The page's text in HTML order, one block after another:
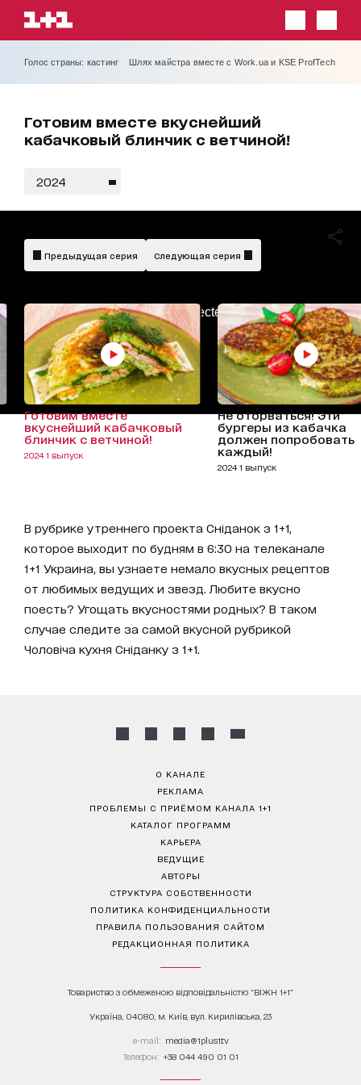
Голос страны: кастинг Шлях майстра вместе с Work.ua и KSE ProfTech
Готовим вместе вкуснейший
кабачковый блинчик с ветчиной!
2024
AdBlockDetected!
Предыдущая серия Следующая серия
Готовим вместе
вкуснейший кабачковый
блинчик с ветчиной!
2024 1 выпуск
Не оторваться! Эти
бургеры из кабачка
должен попробовать
каждый!
2024 1 выпуск
В рубрике утреннего проекта Сніданок з 1+1,
которое выходит по будням в 6:30 на телеканале
1+1 Украина, вы узнаете немало вкусных рецептов
от любимых ведущих и звезд. Любите вкусно
поесть? Угощать вкусностями родных? В таком
случае следите за самой вкусной рубрикой
Чоловіча кухня Сніданку з 1+1.
О КАНАЛЕ
РЕКЛАМА
ПРОБЛЕМЫ С ПРИЁМОМ КАНАЛА 1+1
КАТАЛОГ ПРОГРАММ
КАРЬЕРА
ВЕДУЩИЕ
АВТОРЫ
СТРУКТУРА СОБСТВЕННОСТИ
ПОЛИТИКА КОНФИДЕНЦИАЛЬНОСТИ
ПРАВИЛА ПОЛЬЗОВАНИЯ САЙТОМ
РЕДАКЦИОННАЯ ПОЛИТИКА
Товариство з обмеженою відповідальністю "ВІЖН 1+1"
Україна, 04080, м. Київ, вул. Кирилівська, 23
е-mail: media@1plus1.tv
Телефон: +38 044 490 01 01